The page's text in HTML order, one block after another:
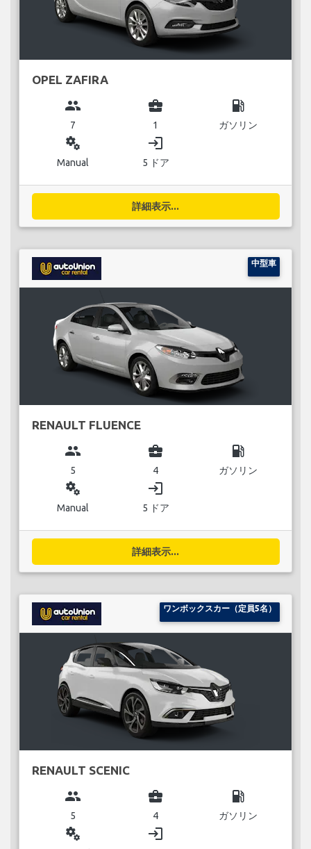
OPEL ZAFIRA
group
7
business_center
1
local_gas_station
ガソリン
miscellaneous_services
Manual
login
5 ドア
詳細表示...
中型車
RENAULT FLUENCE
group
5
business_center
4
local_gas_station
ガソリン
miscellaneous_services
Manual
login
5 ドア
詳細表示...
ワンボックスカー（定員5名）
RENAULT SCENIC
group
5
business_center
4
local_gas_station
ガソリン
miscellaneous_services login